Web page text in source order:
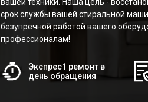
срок службы вашей стиральной
безупречной работой вашего
профессионалам!
Экспрес1 ремонт в
день обращения